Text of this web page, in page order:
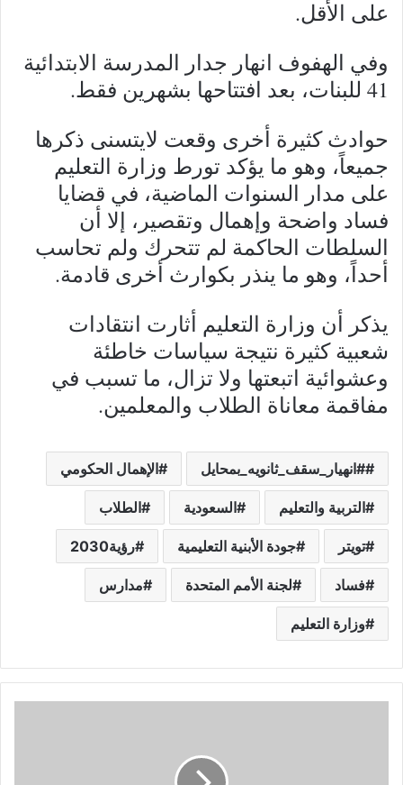
على الأقل.
وفي الهفوف انهار جدار المدرسة الابتدائية
41 للبنات، بعد افتتاحها بشهرين فقط.
حوادث كثيرة أخرى وقعت لايتسنى ذكرها
جميعاً، وهو ما يؤكد تورط وزارة التعليم
على مدار السنوات الماضية، في قضايا
فساد واضحة وإهمال وتقصير، إلا أن
السلطات الحاكمة لم تتحرك ولم تحاسب
أحداً، وهو ما ينذر بكوارث أخرى قادمة.
يذكر أن وزارة التعليم أثارت انتقادات
شعبية كثيرة نتيجة سياسات خاطئة
وعشوائية اتبعتها ولا تزال، ما تسبب في
مفاقمة معاناة الطلاب والمعلمين.
#انهيار_سقف_ثانويه_بمحايل الإهمال الحكومي
التربية والتعليم السعودية الطلاب
تويتر جودة الأبنية التعليمية رؤية2030
فساد لجنة الأمم المتحدة مدارس
وزارة التعليم